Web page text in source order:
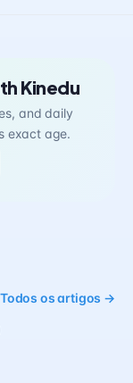
Kinedu
and daily
exact age.
Todos os artigos →